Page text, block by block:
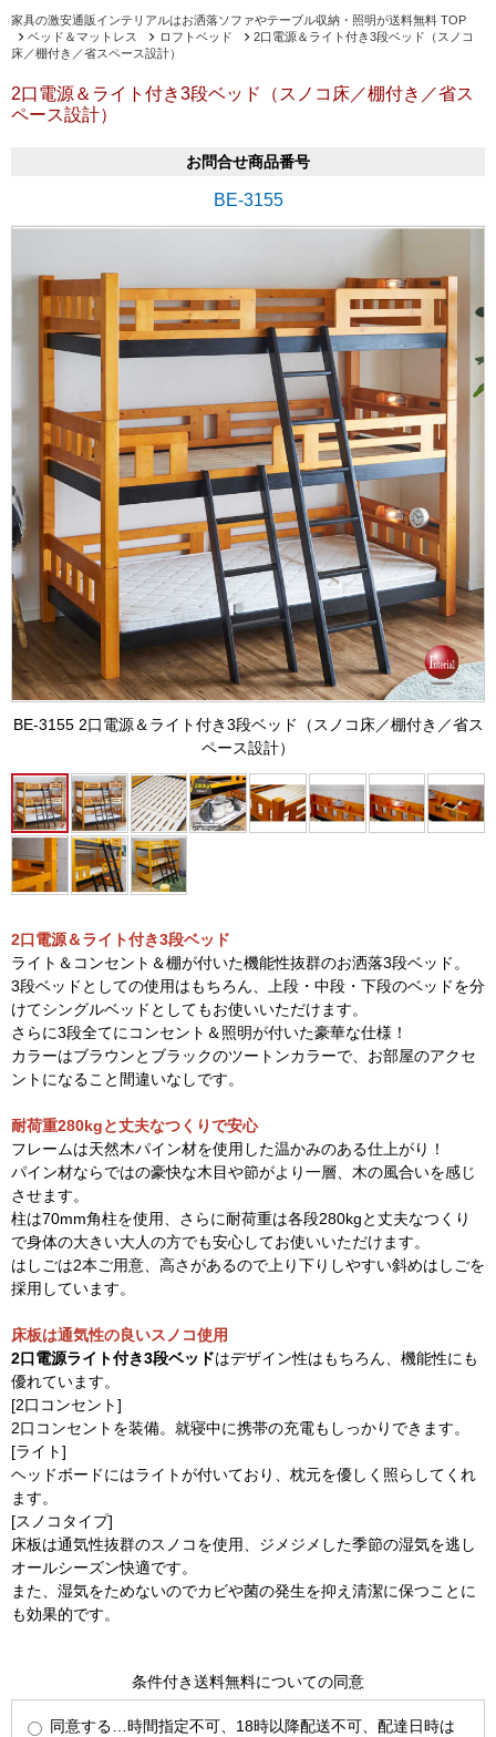
家具の激安通販インテリアルはお洒落ソファやテーブル収納・照明が送料無料 TOP
ベッド＆マットレス
ロフトベッド
2口電源＆ライト付き3段ベッド（スノコ
床／棚付き／省スペース設計）
2口電源＆ライト付き3段ベッド（スノコ床／棚付き／省ス
ペース設計）
お問合せ商品番号
BE-3155
BE-3155 2口電源＆ライト付き3段ベッド（スノコ床／棚付き／省ス
ペース設計）
2口電源＆ライト付き3段ベッド
ライト＆コンセント＆棚が付いた機能性抜群のお洒落3段ベッド。
3段ベッドとしての使用はもちろん、上段・中段・下段のベッドを分
けてシングルベッドとしてもお使いいただけます。
さらに3段全てにコンセント＆照明が付いた豪華な仕様！
カラーはブラウンとブラックのツートンカラーで、お部屋のアクセ
ントになること間違いなしです。
耐荷重280kgと丈夫なつくりで安心
フレームは天然木パイン材を使用した温かみのある仕上がり！
パイン材ならではの豪快な木目や節がより一層、木の風合いを感じ
させます。
柱は70mm角柱を使用、さらに耐荷重は各段280kgと丈夫なつくり
で身体の大きい大人の方でも安心してお使いいただけます。
はしごは2本ご用意、高さがあるので上り下りしやすい斜めはしごを
採用しています。
床板は通気性の良いスノコ使用
2口電源ライト付き3段ベッドはデザイン性はもちろん、機能性にも
優れています。
[2口コンセント]
2口コンセントを装備。就寝中に携帯の充電もしっかりできます。
[ライト]
ヘッドボードにはライトが付いており、枕元を優しく照らしてくれ
ます。
[スノコタイプ]
床板は通気性抜群のスノコを使用、ジメジメした季節の湿気を逃し
オールシーズン快適です。
また、湿気をためないのでカビや菌の発生を抑え清潔に保つことに
も効果的です。
条件付き送料無料についての同意
同意する…時間指定不可、18時以降配送不可、配達日時は